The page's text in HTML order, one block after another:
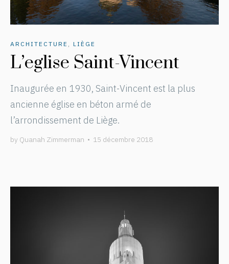
ARCHITECTURE , LIÈGE
L’eglise Saint-Vincent
Inaugurée en 1930, Saint-Vincent est la plus
ancienne église en béton armé de
l’arrondissement de Liège.
by Quanah Zimmerman • 15 décembre 2018